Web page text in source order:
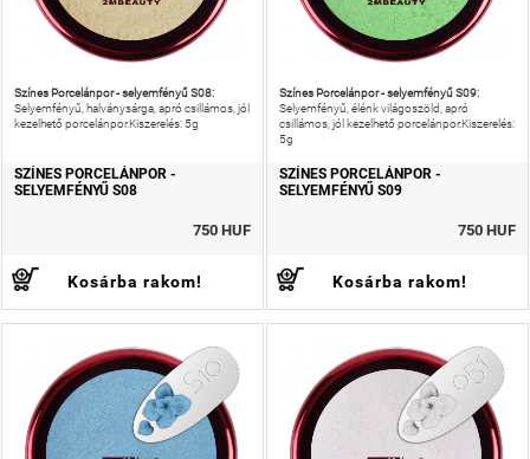
Színes Porcelánpor - selyemfényű S08:
Selyemfényű, halványsárga, apró csillámos, jól
kezelhető porcelánpor.Kiszerelés: 5g
SZÍNES PORCELÁNPOR -
SELYEMFÉNYŰ S08
750 HUF
Kosárba rakom!
Színes Porcelánpor - selyemfényű S09:
Selyemfényű, élénk világoszöld, apró
csillámos, jól kezelhető porcelánpor.Kiszerelés:
5g
SZÍNES PORCELÁNPOR -
SELYEMFÉNYŰ S09
750 HUF
Kosárba rakom!